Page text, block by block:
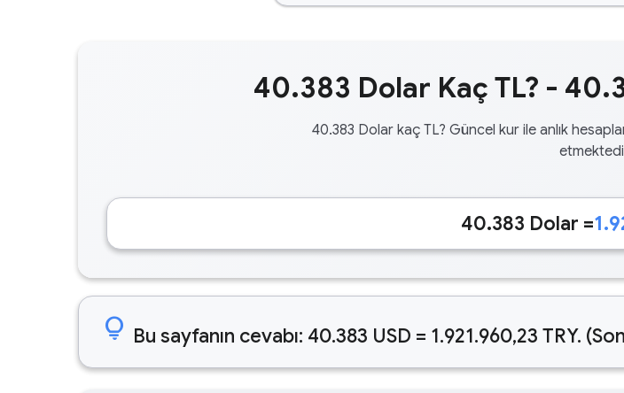
40.383 Dolar Kaç TL? -
40.383 Dolar kaç TL? Güncel kur ile anlık
40.383 Dolar =
lightbulb Bu sayfanın cevabı: 40.383 USD = 1.921.960,23 TRY.